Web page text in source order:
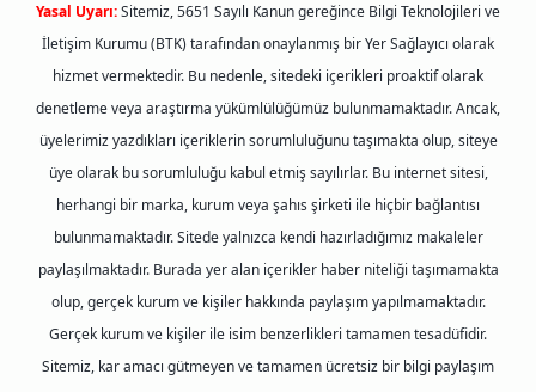
Yasal Uyarı:Sitemiz, 5651 Sayılı Kanun gereğince Bilgi Teknolojileri ve
İletişim Kurumu (BTK) tarafından onaylanmış bir Yer Sağlayıcı olarak
hizmet vermektedir. Bu nedenle, sitedeki içerikleri proaktif olarak
denetleme veya araştırma yükümlülüğümüz bulunmamaktadır. Ancak,
üyelerimiz yazdıkları içeriklerin sorumluluğunu taşımakta olup, siteye
üye olarak bu sorumluluğu kabul etmiş sayılırlar. Bu internet sitesi,
herhangi bir marka, kurum veya şahıs şirketi ile hiçbir bağlantısı
bulunmamaktadır. Sitede yalnızca kendi hazırladığımız makaleler
paylaşılmaktadır. Burada yer alan içerikler haber niteliği taşımamakta
olup, gerçek kurum ve kişiler hakkında paylaşım yapılmamaktadır.
Gerçek kurum ve kişiler ile isim benzerlikleri tamamen tesadüfidir.
Sitemiz, kar amacı gütmeyen ve tamamen ücretsiz bir bilgi paylaşım